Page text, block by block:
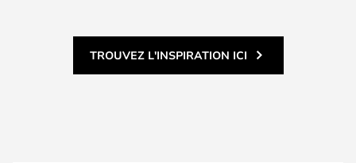
TROUVEZ L'INSPIRATION ICI